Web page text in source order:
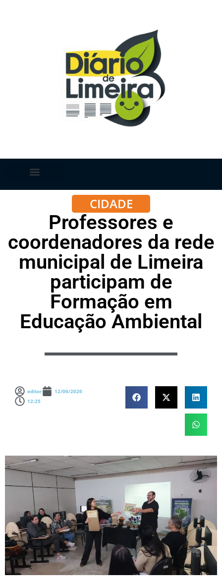
CIDADE
Professores e
coordenadores da rede
municipal de Limeira
participam de
Formação em
Educação Ambiental
editor
12/06/2026
12:25